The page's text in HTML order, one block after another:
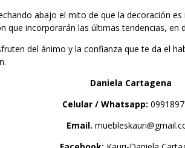
abajo el mito de que la decoración
que incorporarán las últimas tendencias, en
del ánimo y la confianza que te da el
Daniela Cartagena
Celular / Whatsapp:
Email.